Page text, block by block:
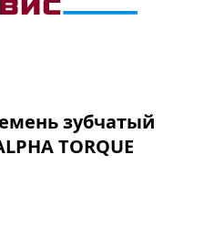
зубчатый
TORQUE